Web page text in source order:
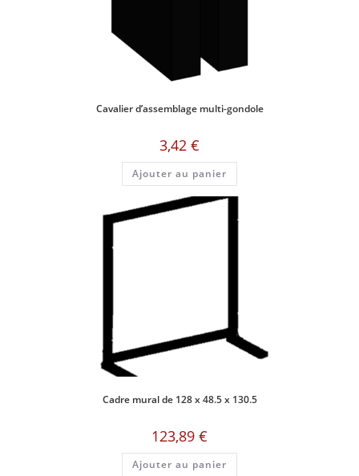
Cavalier d’assemblage multi-gondole
3,42 €
Ajouter au panier
Cadre mural de 128 x 48.5 x 130.5
123,89 €
Ajouter au panier